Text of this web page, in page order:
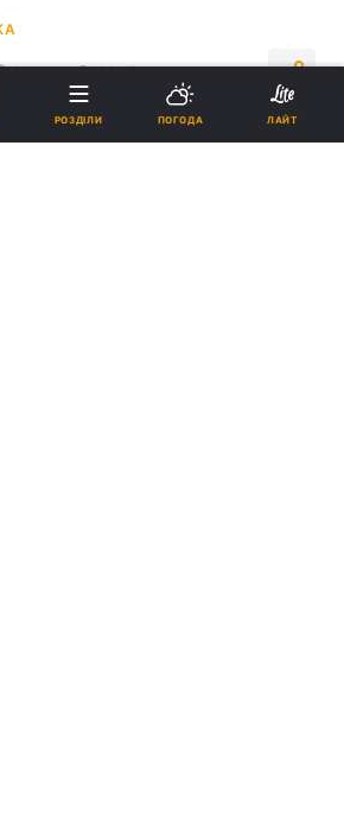
2 хв. 29670
на нас в Google
РОЗДІЛИ ПОГОДА ЛАЙТ